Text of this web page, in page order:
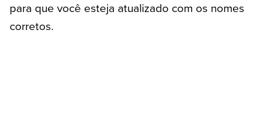
para que você esteja atualizado com os nomes
corretos.